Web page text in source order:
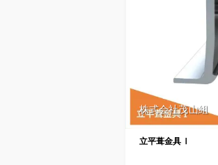
株式会社茂山組
立平葺金具Ⅰ